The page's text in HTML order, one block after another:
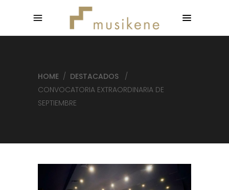
HOME / DESTACADOS
/
CONVOCATORIA EXTRAORDINARIA DE
SEPTIEMBRE